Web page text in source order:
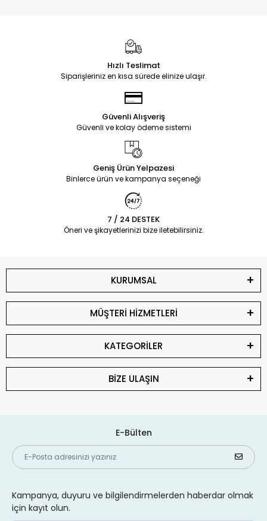
Hızlı Teslimat
Siparişleriniz en kısa sürede elinize ulaşır.
Güvenli Alışveriş
Güvenli ve kolay ödeme sistemi
Geniş Ürün Yelpazesi
Binlerce ürün ve kampanya seçeneği
7 / 24 DESTEK
Öneri ve şikayetlerinizi bize iletebilirsiniz.
KURUMSAL
MÜŞTERİ HİZMETLERİ
KATEGORİLER
BİZE ULAŞIN
E-Bülten
Kampanya, duyuru ve bilgilendirmelerden haberdar olmak
için kayıt olun.